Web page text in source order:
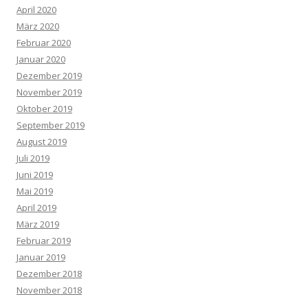
April 2020
März 2020
Februar 2020
Januar 2020
Dezember 2019
November 2019
Oktober 2019
September 2019
August 2019
Juli 2019
Juni 2019
Mai 2019
April 2019
März 2019
Februar 2019
Januar 2019
Dezember 2018
November 2018